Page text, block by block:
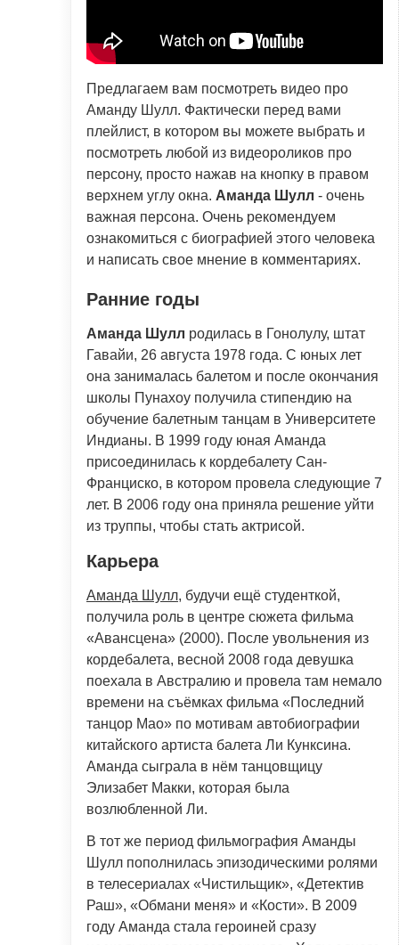
Предлагаем вам посмотреть видео про
Аманду Шулл. Фактически перед вами
плейлист, в котором вы можете выбрать и
посмотреть любой из видеороликов про
персону, просто нажав на кнопку в правом
верхнем углу окна. Аманда Шулл - очень
важная персона. Очень рекомендуем
ознакомиться с биографией этого человека
и написать свое мнение в комментариях.
Ранние годы
Аманда Шулл родилась в Гонолулу, штат
Гавайи, 26 августа 1978 года. С юных лет
она занималась балетом и после окончания
школы Пунахоу получила стипендию на
обучение балетным танцам в Университете
Индианы. В 1999 году юная Аманда
присоединилась к кордебалету Сан-
Франциско, в котором провела следующие 7
лет. В 2006 году она приняла решение уйти
из труппы, чтобы стать актрисой.
Карьера
Аманда Шулл, будучи ещё студенткой,
получила роль в центре сюжета фильма
«Авансцена» (2000). После увольнения из
кордебалета, весной 2008 года девушка
поехала в Австралию и провела там немало
времени на съёмках фильма «Последний
танцор Мао» по мотивам автобиографии
китайского артиста балета Ли Кунксина.
Аманда сыграла в нём танцовщицу
Элизабет Макки, которая была
возлюбленной Ли.
В тот же период фильмография Аманды
Шулл пополнилась эпизодическими ролями
в телесериалах «Чистильщик», «Детектив
Раш», «Обмани меня» и «Кости». В 2009
году Аманда стала героиней сразу